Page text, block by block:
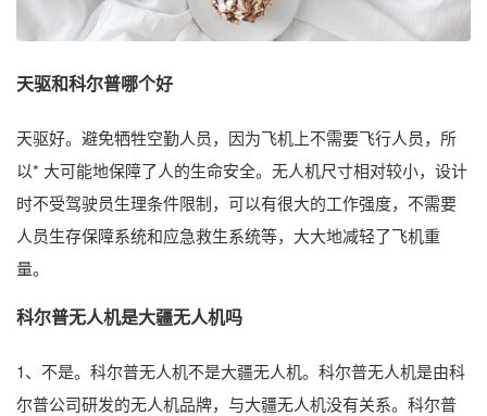
天驱和科尔普哪个好
天驱好。避免牺牲空勤人员，因为飞机上不需要飞行人员，所
以* 大可能地保障了人的生命安全。无人机尺寸相对较小，设计
时不受驾驶员生理条件限制，可以有很大的工作强度，不需要
人员生存保障系统和应急救生系统等，大大地减轻了飞机重
量。
科尔普无人机是大疆无人机吗
1、不是。科尔普无人机不是大疆无人机。科尔普无人机是由科
尔普公司研发的无人机品牌，与大疆无人机没有关系。科尔普